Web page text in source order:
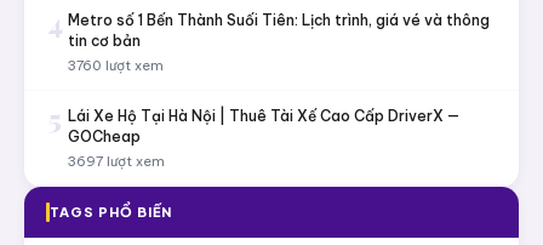
4 Metro số 1 Bến Thành Suối Tiên: Lịch trình, giá vé và thông
tin cơ bản
3760 lượt xem
5 Lái Xe Hộ Tại Hà Nội | Thuê Tài Xế Cao Cấp DriverX —
GOCheap
3697 lượt xem
TAGS PHỔ BIẾN